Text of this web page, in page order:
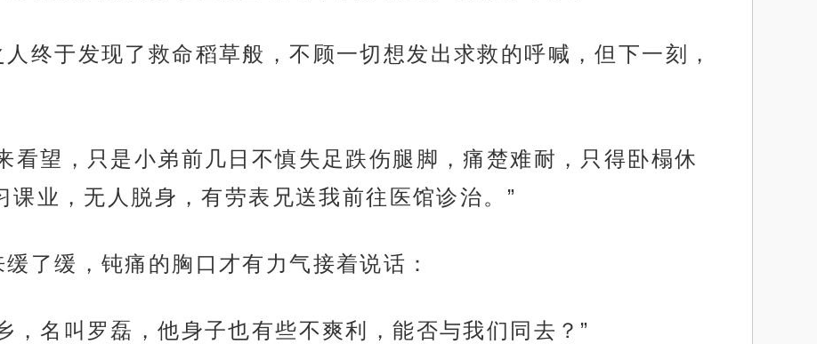
终于发现了救命稻草般，不顾一切想发出求救的呼喊，但下一刻，
看望，只是小弟前几日不慎失足跌伤腿脚，痛楚难耐，只得卧榻休
课业，无人脱身，有劳表兄送我前往医馆诊治。”
了缓，钝痛的胸口才有力气接着说话：
名叫罗磊，他身子也有些不爽利，能否与我们同去？”